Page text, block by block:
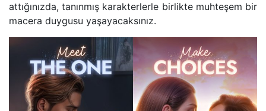
attığınızda, tanınmış karakterlerle birlikte muhteşem bir
macera duygusu yaşayacaksınız.